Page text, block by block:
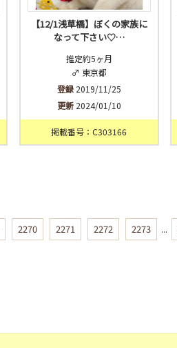
【12/1浅草橋】ぼくの家族に
なって下さい♡…
推定約5ヶ月
♂ 東京都
登録2019/11/25
更新2024/01/10
掲載番号：C303166
2270 2271 2272 2273 ...